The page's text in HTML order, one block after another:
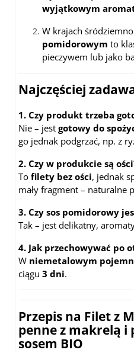
wyjątkowym
W krajach
pomidorowym to
pieczywem lub jako
Najczęściej
1. Czy produkt trzeba
Nie – jest gotowy do
go jednak podgrzać, np. z
2. Czy w produkcie są
To filety bez ości, jednak
mały fragment – naturalne
3. Czy sos pomidorowy
Tak – jest delikatny,
4. Jak przechowywać po
W niemetalowym
ciągu 3 dni.
Przepis na Filet z
penne z makrelą
sosem BIO